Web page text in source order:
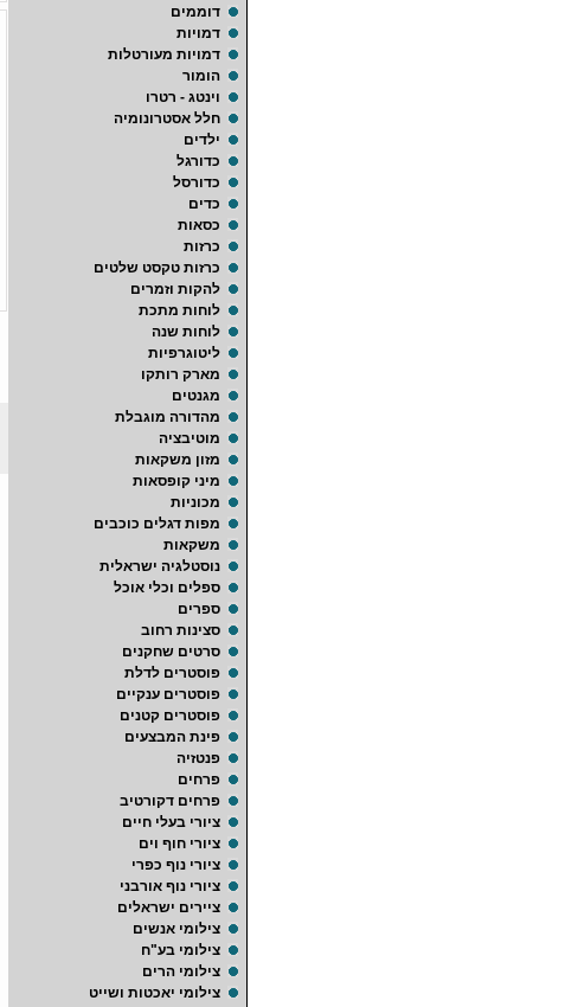
דוממים
דמויות
דמויות מעורטלות
הומור
וינטג - רטרו
חלל אסטרונומיה
ילדים
כדורגל
כדורסל
כדים
כסאות
כרזות
כרזות טקסט שלטים
להקות וזמרים
לוחות מתכת
לוחות שנה
ליטוגרפיות
מארק רותקו
מגנטים
מהדורה מוגבלת
מוטיבציה
מזון משקאות
מיני קופסאות
מכוניות
מפות דגלים כוכבים
משקאות
נוסטלגיה ישראלית
ספלים וכלי אוכל
ספרים
סצינות רחוב
סרטים שחקנים
פוסטרים לדלת
פוסטרים ענקיים
פוסטרים קטנים
פינת המבצעים
פנטזיה
פרחים
פרחים דקורטיב
ציורי בעלי חיים
ציורי חוף וים
ציורי נוף כפרי
ציורי נוף אורבני
ציירים ישראלים
צילומי אנשים
צילומי בע"ח
צילומי הרים
צילומי יאכטות ושייט